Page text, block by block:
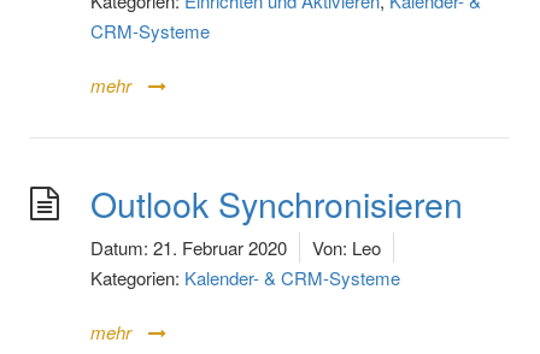
CRM-Systeme
mehr
Outlook Synchronisieren
Datum: 21. Februar 2020 Von: Leo
Kategorien: Kalender- & CRM-Systeme
mehr